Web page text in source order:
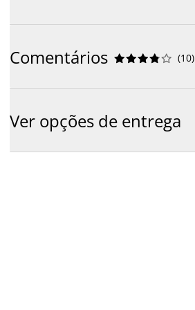
Comentários 




 (10)
Ver opções de entrega